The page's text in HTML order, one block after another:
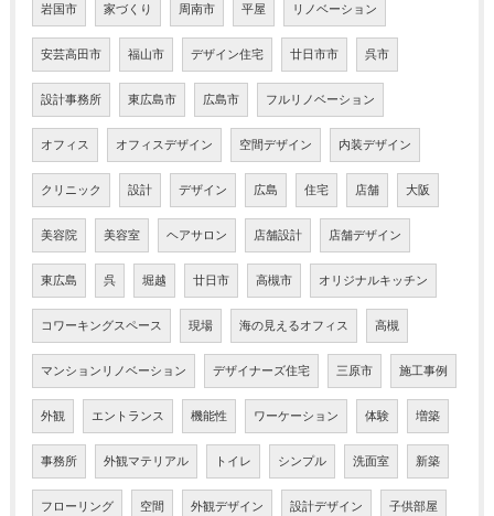
岩国市 家づくり 周南市 平屋 リノベーション
安芸高田市 福山市 デザイン住宅 廿日市市 呉市
設計事務所 東広島市 広島市 フルリノベーション
オフィス オフィスデザイン 空間デザイン 内装デザイン
クリニック 設計 デザイン 広島 住宅 店舗 大阪
美容院 美容室 ヘアサロン 店舗設計 店舗デザイン
東広島 呉 堀越 廿日市 高槻市 オリジナルキッチン
コワーキングスペース 現場 海の見えるオフィス 高槻
マンションリノベーション デザイナーズ住宅 三原市 施工事例
外観 エントランス 機能性 ワーケーション 体験 増築
事務所 外観マテリアル トイレ シンプル 洗面室 新築
フローリング 空間 外観デザイン 設計デザイン 子供部屋